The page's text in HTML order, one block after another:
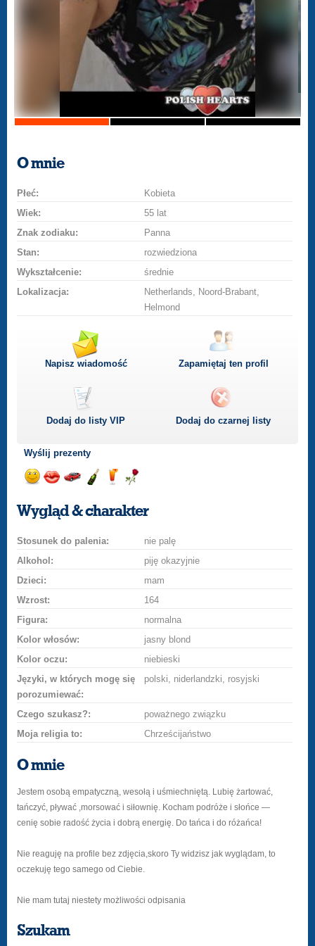
O mnie
Płeć:
Kobieta
Wiek:
55 lat
Znak zodiaku:
Panna
Stan:
rozwiedziona
Wykształcenie:
średnie
Lokalizacja:
Netherlands, Noord-Brabant,
Helmond
Napisz wiadomość Zapamiętaj ten profil
Dodaj do listyVIP Dodaj do czarnej listy
Wyślij prezenty
uśmiech
buziakasamochodem
szampana
drinka
różę
Wygląd & charakter
Stosunek do palenia:
nie palę
Alkohol:
piję okazyjnie
Dzieci:
mam
Wzrost:
164
Figura:
normalna
Kolor włosów:
jasny blond
Kolor oczu:
niebieski
Języki, w których mogę się
porozumiewać:
polski, niderlandzki, rosyjski
Czego szukasz?:
poważnego związku
Moja religia to:
Chrześcijaństwo
O mnie
Jestem osobą empatyczną, wesołą i uśmiechniętą. Lubię żartować,
tańczyć, pływać ,morsować i siłownię. Kocham podróże i słońce —
cenię sobie radość życia i dobrą energię. Do tańca i do różańca!
Nie reaguję na profile bez zdjęcia,skoro Ty widzisz jak wyglądam, to
oczekuję tego samego od Ciebie.
Nie mam tutaj niestety możliwości odpisania
Szukam